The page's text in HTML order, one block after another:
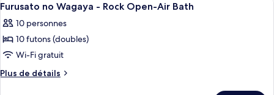
chambres
toutes
les
photos
pour
ce
1
Furusato no Wagaya - Rock Open-Air Bath
10 personnes
10 futons (doubles)
Wi-Fi gratuit
Plus de détails
Plus